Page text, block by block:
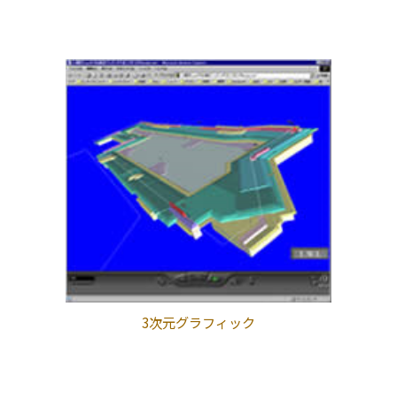
3次元グラフィック